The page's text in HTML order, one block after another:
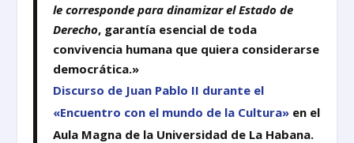
le corresponde para dinamizar el Estado de
Derecho, garantía esencial de toda
convivencia humana que quiera considerarse
democrática.»
Discurso de Juan Pablo II durante el
«Encuentro con el mundo de la Cultura» en el
Aula Magna de la Universidad de La Habana.